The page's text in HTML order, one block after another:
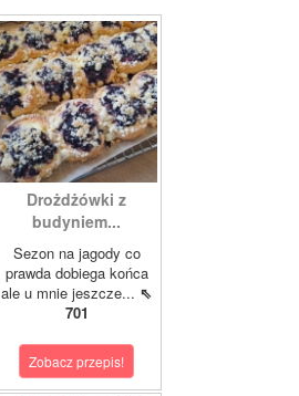
Drożdżówki z
budyniem...
Sezon na jagody co
prawda dobiega końca
ale u mnie jeszcze... ⇖
701
Zobacz przepis!